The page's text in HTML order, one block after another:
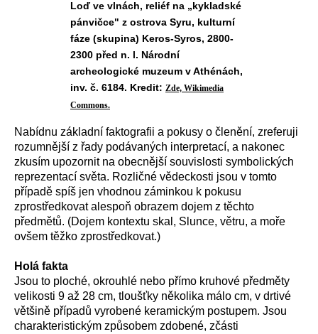
Loď ve vlnách, reliéf na „kykladské
pánvičce" z ostrova Syru, kulturní
fáze (skupina) Keros-Syros, 2800-
2300 před n. l. Národní
archeologické muzeum v Athénách,
inv. č. 6184. Kredit: Zde, Wikimedia
Commons.
Nabídnu základní faktografii a pokusy o členění, zreferuji
rozumnější z řady podávaných interpretací, a nakonec
zkusím upozornit na obecnější souvislosti symbolických
reprezentací světa. Rozličné vědeckosti jsou v tomto
případě spíš jen vhodnou záminkou k pokusu
zprostředkovat alespoň obrazem dojem z těchto
předmětů. (Dojem kontextu skal, Slunce, větru, a moře
ovšem těžko zprostředkovat.)
Holá fakta
Jsou to ploché, okrouhlé nebo přímo kruhové předměty
velikosti 9 až 28 cm, tloušťky několika málo cm, v drtivé
většině případů vyrobené keramickým postupem. Jsou
charakteristickým způsobem zdobené, zčásti